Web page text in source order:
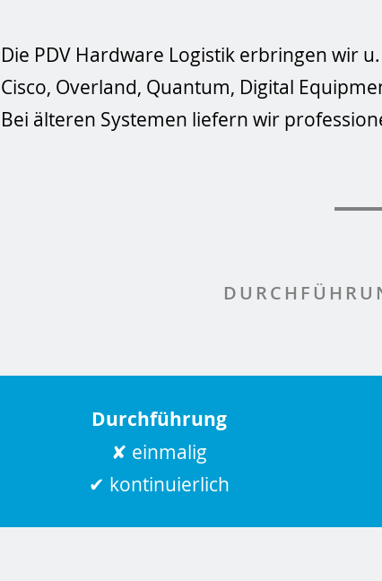
Die PDV Hardware Logistik erbringen wir
Cisco, Overland, Quantum, Digital
Bei älteren Systemen liefern wir
Durchführung
✘ einmalig
✔ kontinuierlich